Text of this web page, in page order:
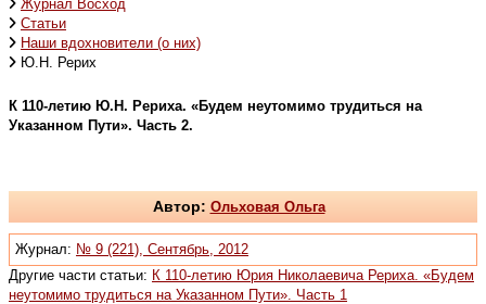
Журнал Восход
Статьи
Наши вдохновители (о них)
Ю.Н. Рерих
К 110-летию Ю.Н. Рериха. «Будем неутомимо трудиться на
Указанном Пути». Часть 2.
Автор: Ольховая Ольга
Журнал: № 9 (221), Сентябрь, 2012
Другие части статьи: К 110-летию Юрия Николаевича Рериха. «Будем
неутомимо трудиться на Указанном Пути». Часть 1